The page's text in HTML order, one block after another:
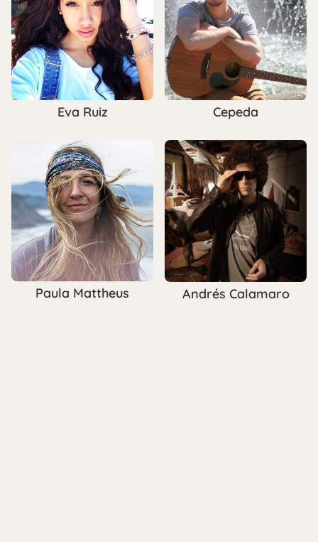
Eva Ruiz Cepeda
Paula Mattheus Andrés Calamaro